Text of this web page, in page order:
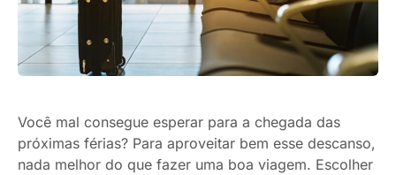
Você mal consegue esperar para a chegada das
próximas férias? Para aproveitar bem esse descanso,
nada melhor do que fazer uma boa viagem. Escolher